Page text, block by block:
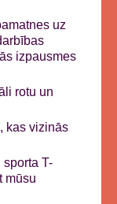
uz
izpausmes
rotu un
kas vizinās
sporta T-
mūsu